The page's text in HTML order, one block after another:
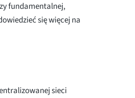
fundamentalnej,
się więcej na
sieci